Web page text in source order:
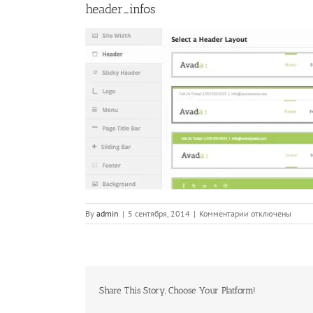
header_infos
By admin | 5 сентября, 2014 | Комментарии к
записи
отключены
Share This Story, Choose Your Platform!